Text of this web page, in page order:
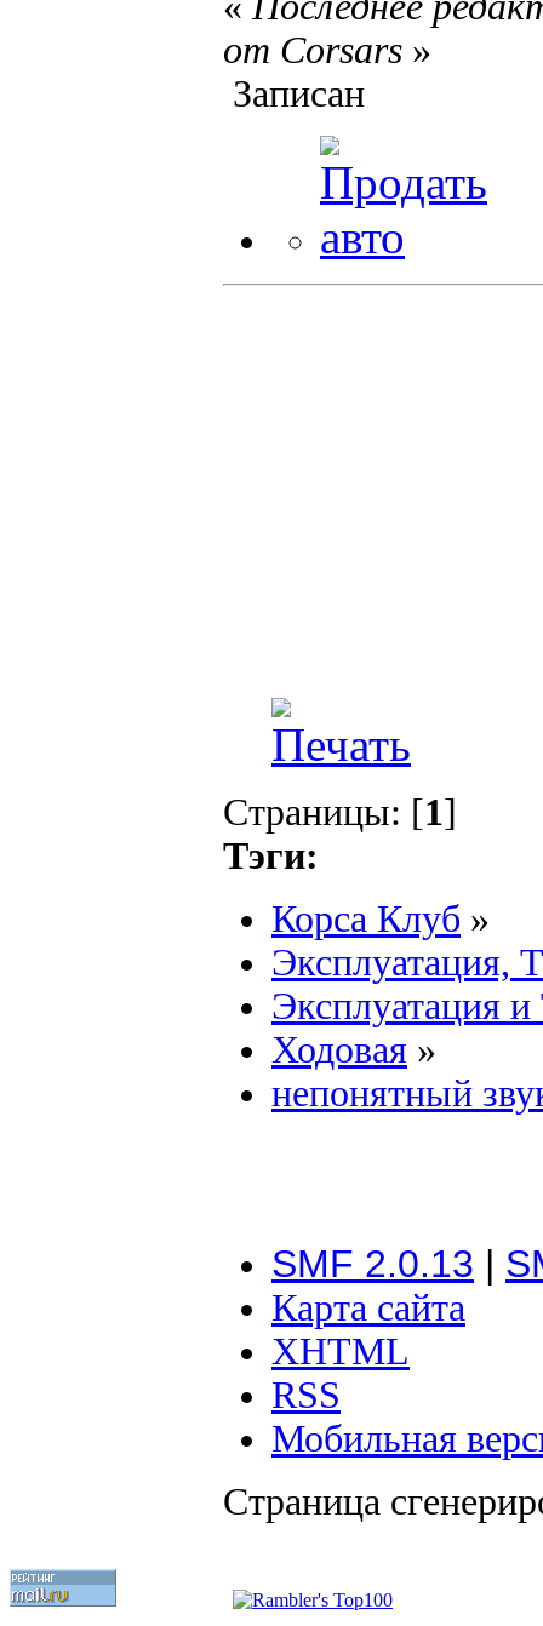
от Corsars »
Записан
Страницы: [1]
Тэги:
Корса Клуб »
Эксплуатация,
Эксплуатация
Ходовая »
непонятный
SMF 2.0.13 |
Карта сайта
XHTML
RSS
Мобильная
Страница